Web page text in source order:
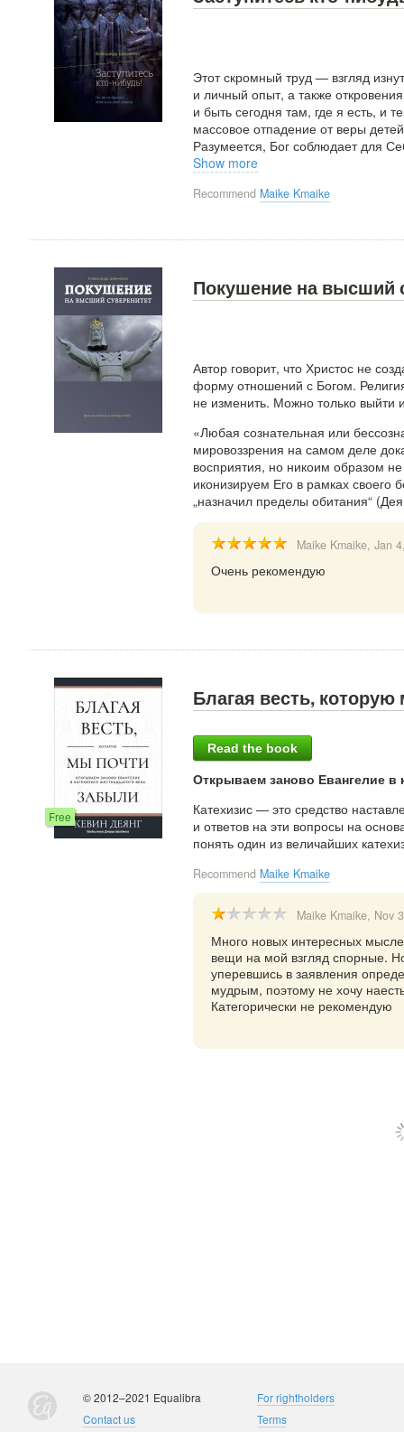
Этот скромный труд — взгляд
и личный опыт, а также
и быть сегодня там, где я есть, и
массовое отпадение от веры
Разумеется, Бог соблюдает для
Show more
Recommend Maike Kmaike
Покушение на высший
Автор говорит, что Христос не
форму отношений с Богом.
не изменить. Можно только выйти
«Любая сознательная или
мировоззрения на самом деле
восприятия, но никоим образом
иконизируем Его в рамках
„назначил пределы обитания“
Maike Kmaike, Jan
Очень рекомендую
Free
Благая весть,
Read the book
Открываем заново Евангелие в
Катехизис — это средство
и ответов на эти вопросы на
понять один из величайших
Recommend Maike Kmaike
Maike Kmaike, Nov
Много новых интересных
вещи на мой взгляд спорные.
уперевшись в заявления
мудрым, поэтому не хочу
Категорически не рекомендую
© 2012–2021 Equalibra
Contact us
For rightholders
Terms